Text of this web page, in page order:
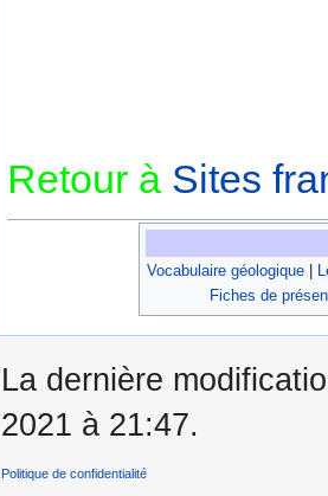
Retour à Sites
Vocabulaire géologique|
Fiches de
La dernière
2021 à 21:47.
Politique de confidentialité